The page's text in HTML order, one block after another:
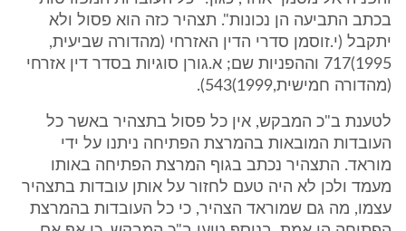
בכתב התביעה הן נכונות". תצהיר כזה הוא פסול ולא
יתקבל (י.זוסמן סדרי הדין האזרחי (מהדורה שביעית,
1995)717 וההפניות שם; א.גורן סוגיות בסדר דין אזרחי
(מהדורה חמישית,1999)543).
לטענת ב"כ המבקש, אין כל פסול בתצהיר באשר כל
העובדות המובאות בהמרצת הפתיחה ניתנו על ידי
מוראד. התצהיר נכתב בגוף המרצת הפתיחה באותו
מעמד ולכן לא היה טעם לחזור על אותן עובדות בתצהיר
עצמו, מה גם שמוראד הצהיר, כי כל העובדות בהמרצת